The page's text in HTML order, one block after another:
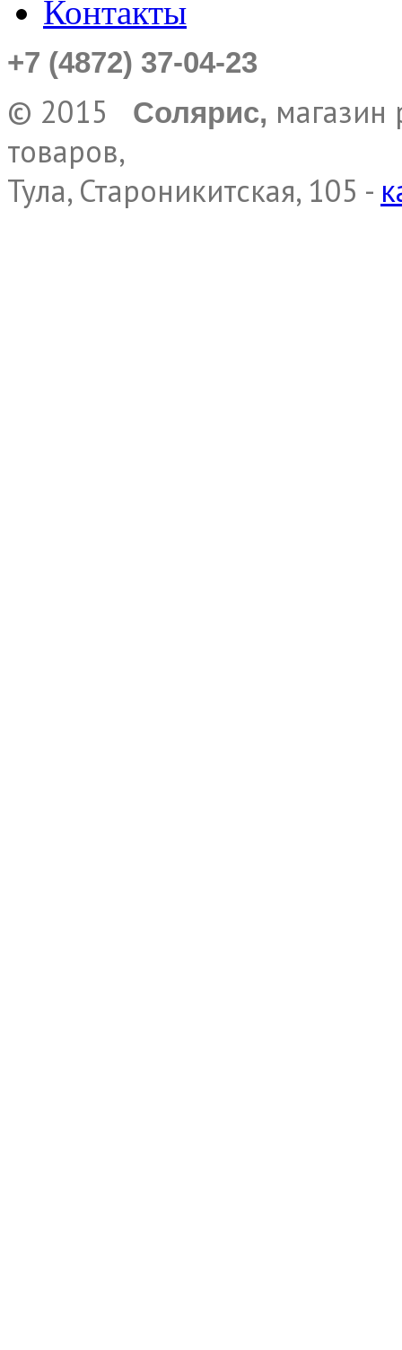
Контакты
+7 (4872) 37-04-23
© 2015 Солярис, магазин
товаров,
Тула, Староникитская, 105 -